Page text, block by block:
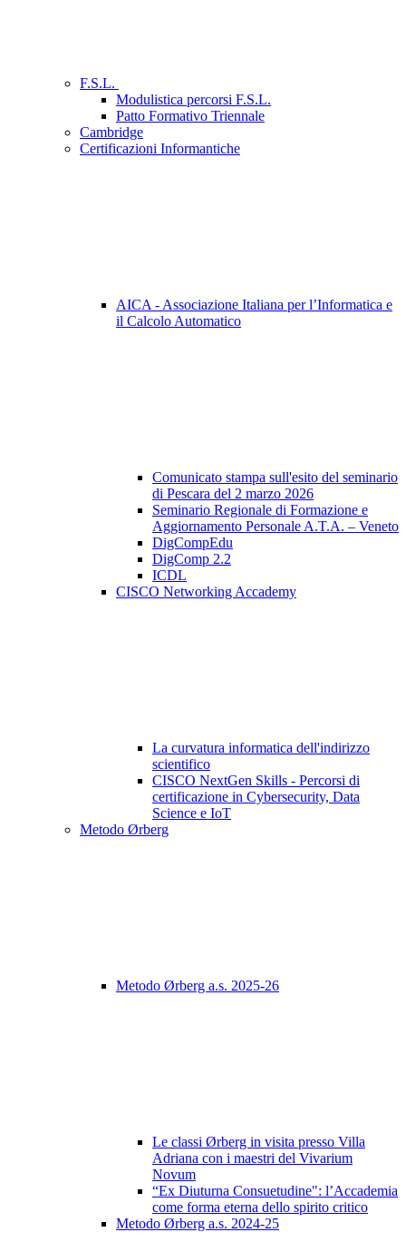
F.S.L.
Modulistica percorsi F.S.L.
Patto Formativo Triennale
Cambridge
Certificazioni Informantiche
AICA - Associazione Italiana per l’Informatica e
il Calcolo Automatico
Comunicato stampa sull'esito del seminario
di Pescara del 2 marzo 2026
Seminario Regionale di Formazione e
Aggiornamento Personale A.T.A. – Veneto
DigCompEdu
DigComp 2.2
ICDL
CISCO Networking Accademy
La curvatura informatica dell'indirizzo
scientifico
CISCO NextGen Skills - Percorsi di
certificazione in Cybersecurity, Data
Science e IoT
Metodo Ørberg
Metodo Ørberg a.s. 2025-26
Le classi Ørberg in visita presso Villa
Adriana con i maestri del Vivarium
Novum
“Ex Diuturna Consuetudine": l’Accademia
come forma eterna dello spirito critico
Metodo Ørberg a.s. 2024-25